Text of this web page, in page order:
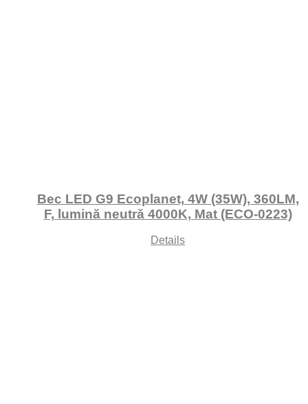
Bec LED G9 Ecoplanet, 4W (35W), 360LM,
F, lumină neutră 4000K, Mat (ECO-0223)
Details